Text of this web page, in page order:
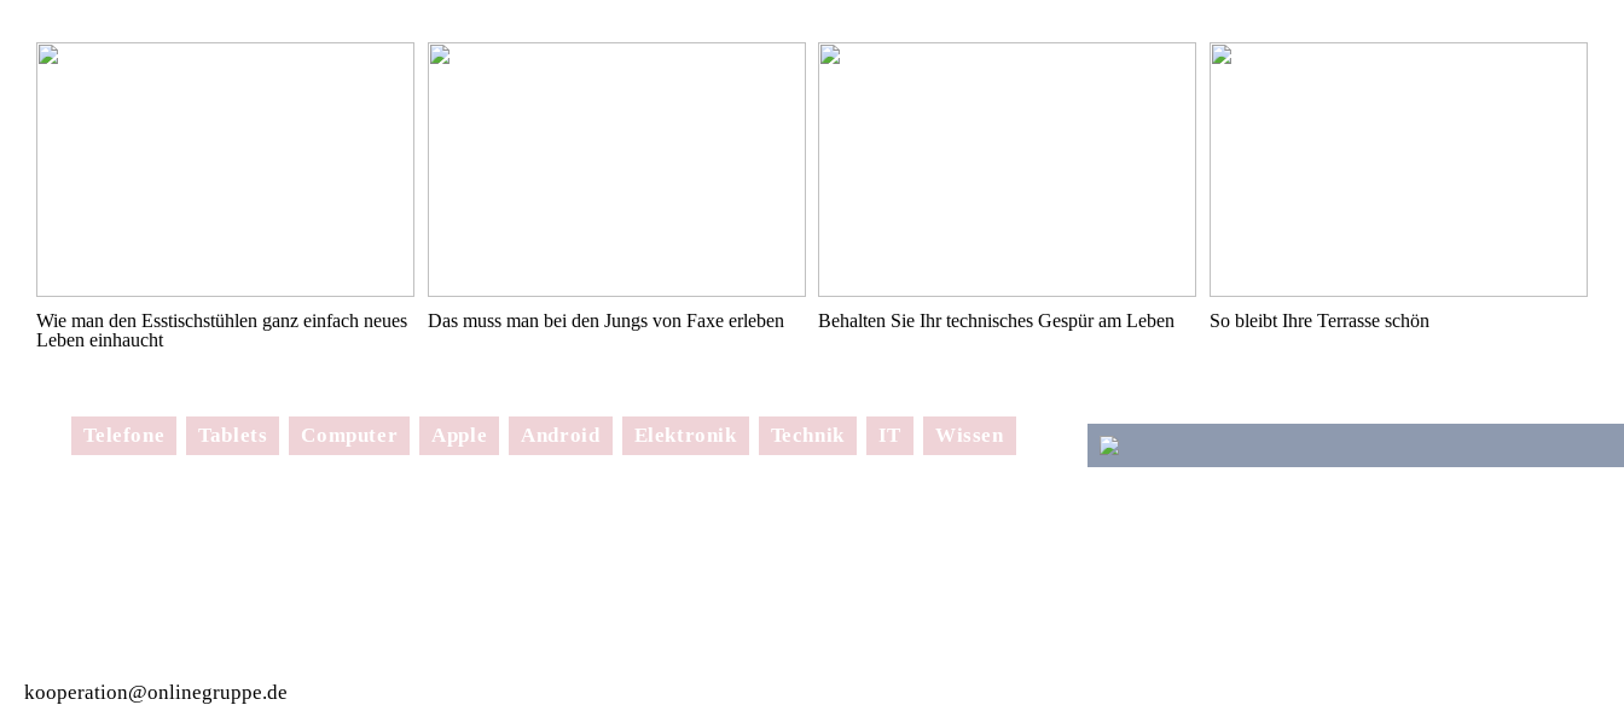
Wie man den Esstischstühlen ganz einfach neues
Leben einhaucht
Das muss man bei den Jungs von Faxe erleben Behalten Sie Ihr technisches Gespür am Leben So bleibt Ihre Terrasse schön
Telefone Tablets Computer Apple Android Elektronik Technik IT Wissen
kooperation@onlinegruppe.de